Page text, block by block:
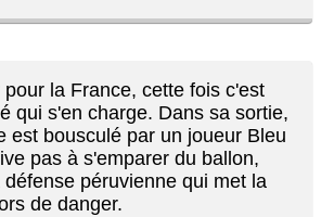
pour la France, cette fois c'est
qui s'en charge. Dans sa sortie,
est bousculé par un joueur Bleu
pas à s'emparer du ballon,
défense péruvienne qui met la
de danger.